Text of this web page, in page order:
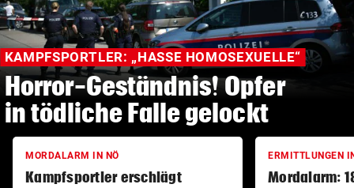
bookmark Merkliste
search
Suchbegriff
eingeben
© Krone Multimedia GmbH & Co KG 2026
KAMPFSPORTLER: „HASSE HOMOSEXUELLE“
Horror-Geständnis! Opfer
in tödliche Falle gelockt
MORDALARM IN NÖ
Kampfsportler erschlägt
ERMITTLUNGEN
Mordalarm: